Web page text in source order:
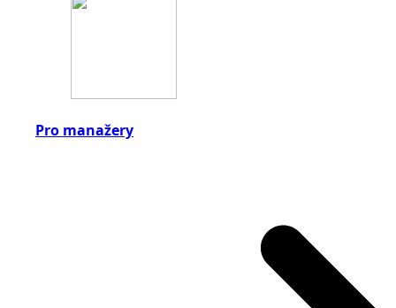
Pro manažery